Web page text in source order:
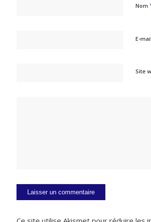
Nom
E-mail
Site